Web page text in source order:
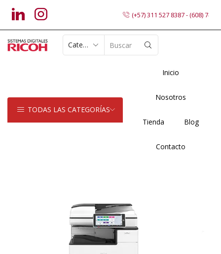
(+57) 311 527 8387 - (608)
SEARCH
TODAS LAS CATEGORÍAS
Inicio
Nosotros
Tienda Blog
Contacto